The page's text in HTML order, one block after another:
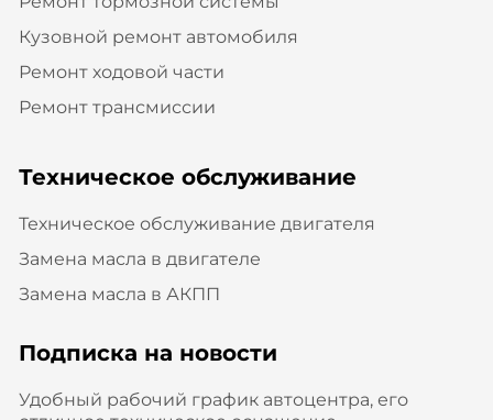
Кузовной ремонт автомобиля
Ремонт ходовой части
Ремонт трансмиссии
Техническое обслуживание
Техническое обслуживание двигателя
Замена масла в двигателе
Замена масла в АКПП
Подписка на новости
Удобный рабочий график автоцентра, его